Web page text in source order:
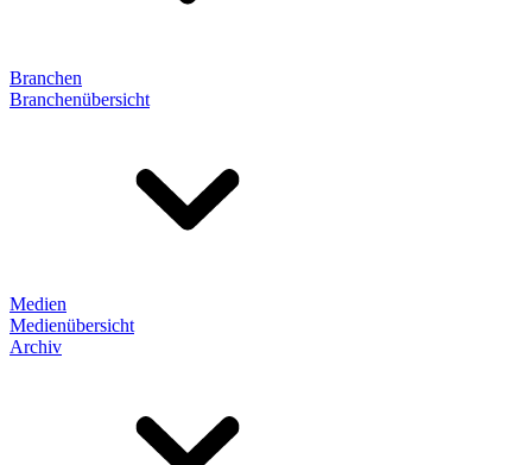
Branchen
Branchenübersicht
Medien
Medienübersicht
Archiv